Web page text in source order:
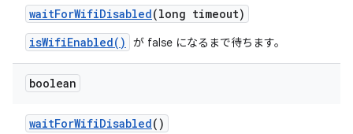
waitForWifiDisabled(long timeout)
isWifiEnabled()
が false になるまで待ちます。
boolean
waitForWifiDisabled()